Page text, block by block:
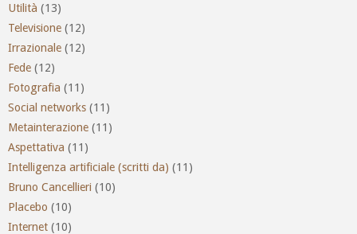
Utilità (13)
Televisione (12)
Irrazionale (12)
Fede (12)
Fotografia (11)
Social networks (11)
Metainterazione (11)
Aspettativa (11)
Intelligenza artificiale (scritti da) (11)
Bruno Cancellieri (10)
Placebo (10)
Internet (10)